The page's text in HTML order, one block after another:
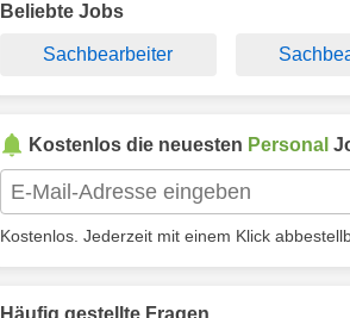
Beliebte Jobs
Sachbearbeiter
Kostenlos die neuesten Personal
Kostenlos. Jederzeit mit einem Klick
Häufig gestellte Fragen